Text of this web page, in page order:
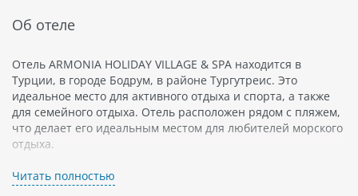
Об отеле
Отель ARMONIA HOLIDAY VILLAGE & SPA находится в
Турции, в городе Бодрум, в районе Тургутреис. Это
идеальное место для активного отдыха и спорта, а также
для семейного отдыха. Отель расположен рядом с пляжем,
что делает его идеальным местом для любителей морского
отдыха.
В отеле есть множество видов спорта, которыми можно
заняться: фитнес-центр, теннисные корты, баскетбольная
Читать полностью